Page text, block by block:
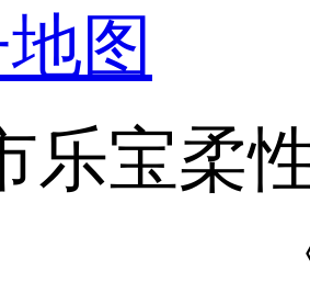
图
乐宝柔
中华人